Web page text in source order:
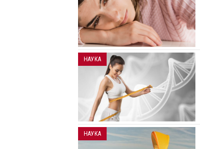
НАУКА
НАУКА